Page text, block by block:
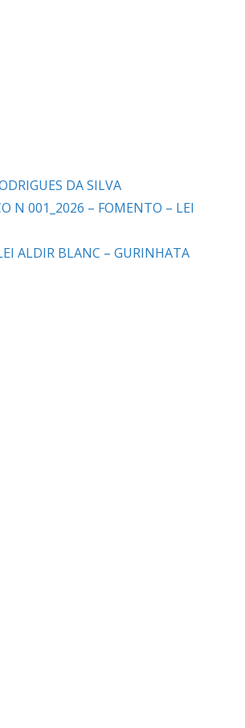
DA SILVA
N 001_2026 – FOMENTO – LEI
ALDIR BLANC – GURINHATA